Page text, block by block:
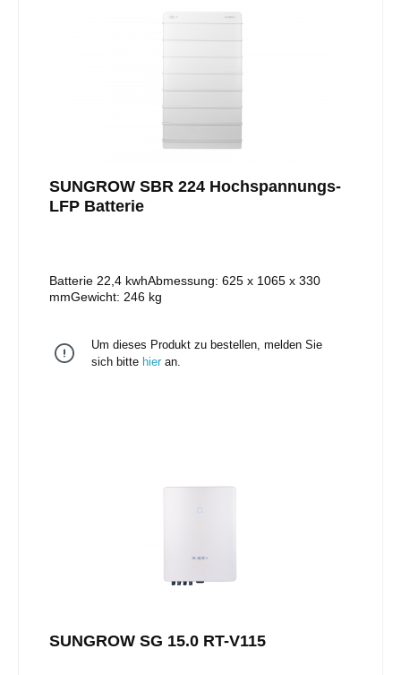
SUNGROW SBR 224 Hochspannungs-
LFP Batterie
Batterie 22,4 kwhAbmessung: 625 x 1065 x 330
mmGewicht: 246 kg
Um dieses Produkt zu bestellen, melden Sie
sich bitte hier an.
SUNGROW SG 15.0 RT-V115